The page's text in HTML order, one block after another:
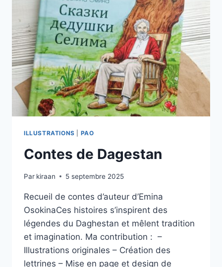
ILLUSTRATIONS PAO
Contes de Dagestan
Par kiraan 5 septembre 2025
Recueil de contes d’auteur d’Emina
OsokinaCes histoires s’inspirent des
légendes du Daghestan et mêlent tradition
et imagination. Ma contribution : –
Illustrations originales – Création des
lettrines – Mise en page et design de